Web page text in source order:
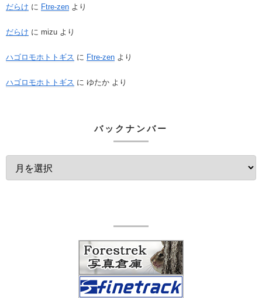
だらけ に Ftre-zen より
だらけ に mizu より
ハゴロモホトトギス に Ftre-zen より
ハゴロモホトトギス に ゆたか より
バックナンバー